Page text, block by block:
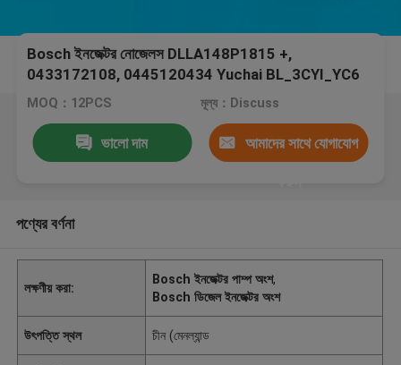
Bosch ইনজেক্টর নোজেলস DLLA148P1815 +,
0433172108, 0445120434 Yuchai BL_3CYI_YC6
MOQ：12PCS মূল্য：Discuss
ভালো দাম আমাদের সাথে যোগাযোগ
পণ্যের বর্ণনা
লক্ষণীয় করা:
Bosch ইনজেক্টর পাম্প অংশ,
Bosch ডিজেল ইনজেক্টর অংশ
উৎপত্তি স্থল চীন (মেনল্যান্ড